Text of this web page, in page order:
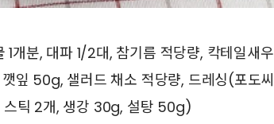
개분, 대파 1/2대, 참기름 적당량, 칵테일새우
잎 50g, 샐러드 채소 적당량, 드레싱(포도씨
스틱 2개, 생강 30g, 설탕 50g)